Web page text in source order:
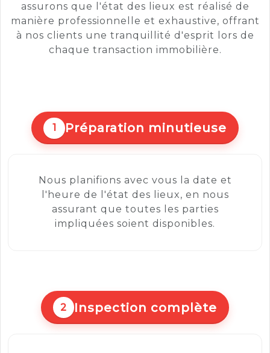
assurons que l'état des lieux est réalisé de
manière professionnelle et exhaustive, offrant
à nos clients une tranquillité d'esprit lors de
chaque transaction immobilière.
1 Préparation minutieuse
Nous planifions avec vous la date et
l'heure de l'état des lieux, en nous
assurant que toutes les parties
impliquées soient disponibles.
2 Inspection complète